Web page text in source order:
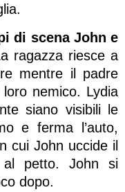
di scena John e
ragazza riesce a
mentre il padre
nemico. Lydia
siano visibili le
e ferma l’auto,
cui John uccide il
al petto. John si
dopo.